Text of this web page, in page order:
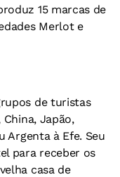
15 marcas de
Merlot e
de turistas
Japão,
Argenta à Efe. Seu
para receber os
casa de